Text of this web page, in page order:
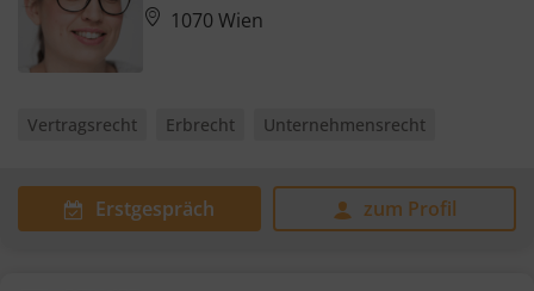
1070 Wien
Vertragsrecht Erbrecht Unternehmensrecht
Erstgespräch zum Profil